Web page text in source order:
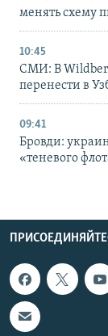
менять схему
10:45
СМИ: В
перенести в
09:41
Бровди:
«теневого